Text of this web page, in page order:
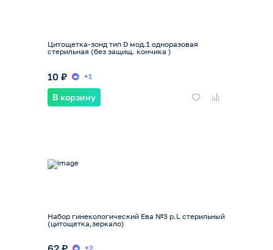
Цитощетка-зонд тип D мод.1 одноразовая
стерильная (без защищ. кончика )
10 ₽ +1
В корзину
Набор гинекологический Ева №3 р.L стерильный
(цитощетка,зеркало)
+2